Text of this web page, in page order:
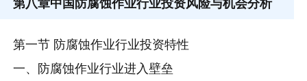
第八章中国防腐蚀作业行业投资风险与机会分析
第一节 防腐蚀作业行业投资特性
一、防腐蚀作业行业进入壁垒